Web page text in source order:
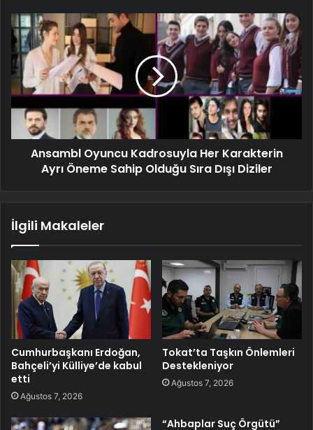
Ansambl Oyuncu Kadrosuyla Her Karakterin
Ayrı Öneme Sahip Olduğu Sıra Dışı Diziler
İlgili Makaleler
Cumhurbaşkanı Erdoğan,
Bahçeli’yi Külliye’de kabul
etti
Ağustos 7, 2026
Tokat’ta Taşkın Önlemleri
Destekleniyor
Ağustos 7, 2026
“Ahbaplar Suç Örgütü”